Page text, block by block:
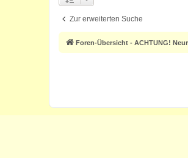
Zur erweiterten Suche
Foren-Übersicht - ACHTUNG!